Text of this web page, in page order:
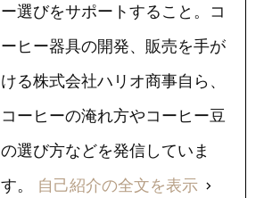
ー選びをサポートすること。コ
ーヒー器具の開発、販売を手が
ける株式会社ハリオ商事自ら、
コーヒーの淹れ方やコーヒー豆
の選び方などを発信していま
す。 自己紹介の全文を表示